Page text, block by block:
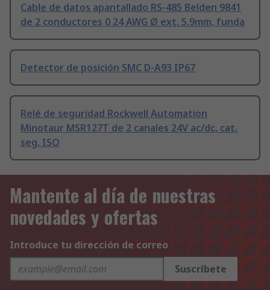
Cable de datos apantallado RS-485 Belden 9841
de 2 conductores 0 24 AWG Ø ext. 5.9mm, funda
Detector de posición SMC D-A93 IP67
Relé de seguridad Rockwell Automation
Minotaur MSR127T de 2 canales 24V ac/dc, cat.
seg. ISO
Mantente al día de nuestras
novedades y ofertas
Introduce tu dirección de correo
Suscríbete